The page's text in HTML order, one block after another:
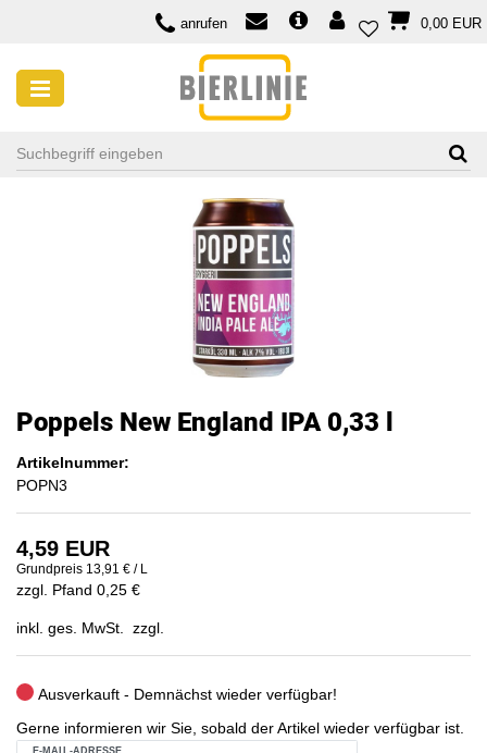
anrufen 0,00 EUR
Poppels New England IPA 0,33 l
Artikelnummer:
POPN3
4,59 EUR
Grundpreis 13,91 € / L
zzgl. Pfand 0,25 €
inkl. ges. MwSt. zzgl.
Ausverkauft - Demnächst wieder verfügbar!
Gerne informieren wir Sie, sobald der Artikel wieder verfügbar ist.
E-MAIL-ADRESSE